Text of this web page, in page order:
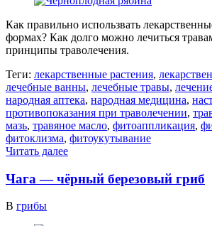
Как правильно использвать
формах? Как долго можно лечиться
принципы траволечения.
Теги: лекарственные растения,
лечебные ванны, лечебные травы,
народная аптека, народная медицина,
противопоказания при траволечении,
мазь, травяное масло, фитоаппликация,
фитоклизма, фитоукутывание
Читать далее
Чага — чёрный березовый гриб
В грибы